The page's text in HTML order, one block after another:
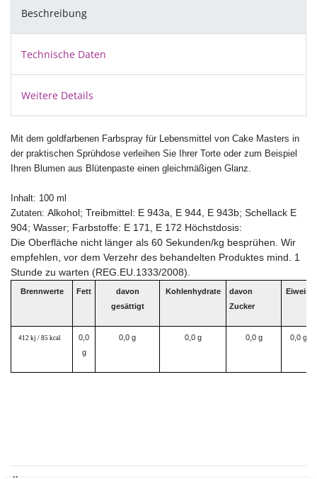
Beschreibung
Technische Daten
Weitere Details
Mit dem goldfarbenen Farbspray für Lebensmittel von Cake Masters in
der praktischen Sprühdose verleihen Sie Ihrer Torte oder zum Beispiel
Ihren Blumen aus Blütenpaste einen gleichmäßigen Glanz.
Inhalt: 100 ml
Zutaten: Alkohol; Treibmittel: E 943a, E 944, E 943b; Schellack E
904; Wasser; Farbstoffe: E 171, E 172 Höchstdosis:
Die Oberfläche nicht länger als 60 Sekunden/kg besprühen. Wir
empfehlen, vor dem Verzehr des behandelten Produktes mind. 1
Stunde zu warten (REG.EU.1333/2008).
Brennwerte Fett
davon
gesättigt
Kohlenhydrate
davon
Zucker
Eiweiß
412 kj / 85 kcal
0,0
g
0,0 g 0,0 g 0,0 g 0,0 g